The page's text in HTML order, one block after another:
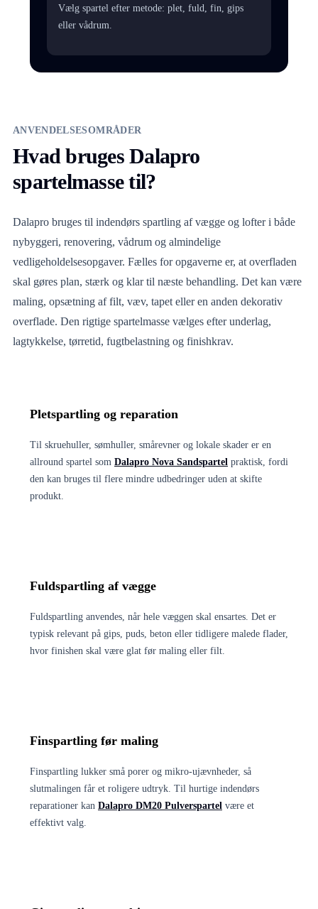
Vælg spartel efter metode: plet, fuld, fin, gips
eller vådrum.
ANVENDELSESOMRÅDER
Hvad bruges Dalapro
spartelmasse til?
Dalapro bruges til indendørs spartling af vægge og lofter i både
nybyggeri, renovering, vådrum og almindelige
vedligeholdelsesopgaver. Fælles for opgaverne er, at overfladen
skal gøres plan, stærk og klar til næste behandling. Det kan være
maling, opsætning af filt, væv, tapet eller en anden dekorativ
overflade. Den rigtige spartelmasse vælges efter underlag,
lagtykkelse, tørretid, fugtbelastning og finishkrav.
Pletspartling og reparation
Til skruehuller, sømhuller, smårevner og lokale skader er en
allround spartel som Dalapro Nova Sandspartel praktisk, fordi
den kan bruges til flere mindre udbedringer uden at skifte
produkt.
Fuldspartling af vægge
Fuldspartling anvendes, når hele væggen skal ensartes. Det er
typisk relevant på gips, puds, beton eller tidligere malede flader,
hvor finishen skal være glat før maling eller filt.
Finspartling før maling
Finspartling lukker små porer og mikro-ujævnheder, så
slutmalingen får et roligere udtryk. Til hurtige indendørs
reparationer kan Dalapro DM20 Pulverspartel være et
effektivt valg.